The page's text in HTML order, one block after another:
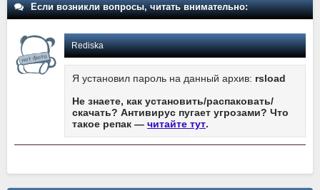
Если возникли вопросы, читать внимательно:
Rediska
Я установил пароль на данный архив: rsload
Не знаете, как установить/распаковать/
скачать? Антивирус пугает угрозами? Что
такое репак — читайте тут.